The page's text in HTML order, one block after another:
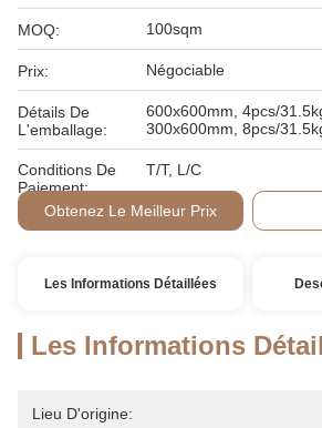
MOQ: 100sqm
Prix: Négociable
Détails De
L'emballage:
600x600mm, 4pcs/
300x600mm, 8pcs/
Conditions De
Paiement:
T/T, L/C
Obtenez Le Meilleur Prix
Les Informations Détaillées
Les Informations
Lieu D'origine: